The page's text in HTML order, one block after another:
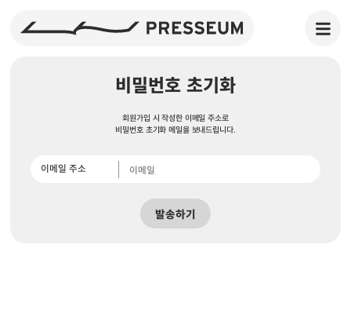
비밀번호 초기화
회원가입 시 작성한 이메일 주소로
비밀번호 초기화 메일을 보내드립니다.
이메일 주소
발송하기